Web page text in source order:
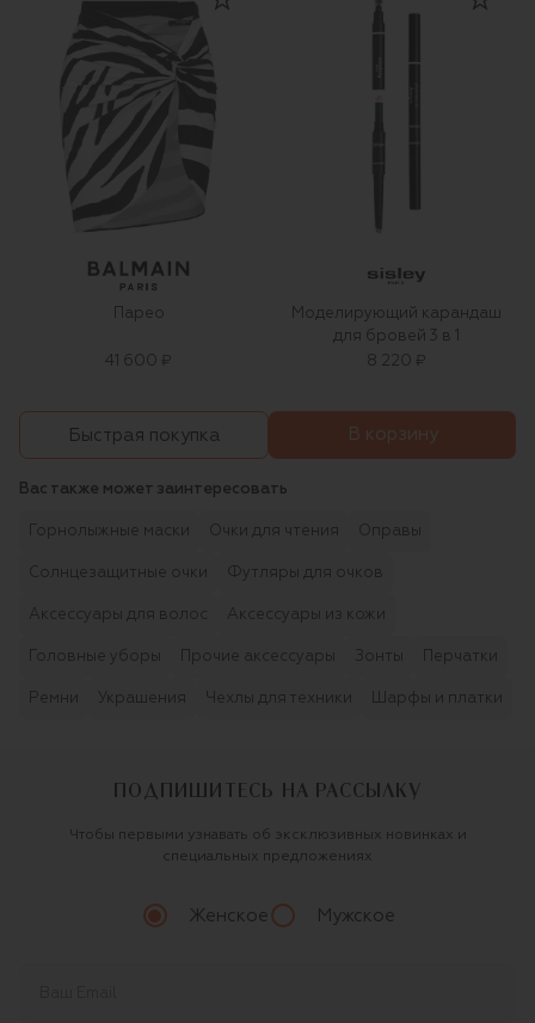
Парео
41 600 ₽
Моделирующий карандаш
для бровей 3 в 1
8 220 ₽
Быстрая покупка В корзину
Вас также может заинтересовать
Горнолыжные маски Очки для чтения Оправы
Солнцезащитные очки Футляры для очков
Аксессуары для волос Аксессуары из кожи
Головные уборы Прочие аксессуары Зонты Перчатки
Ремни Украшения Чехлы для техники Шарфы и платки
ПОДПИШИТЕСЬ НА РАССЫЛКУ
Чтобы первыми узнавать об эксклюзивных новинках и
специальных предложениях
Женское Мужское